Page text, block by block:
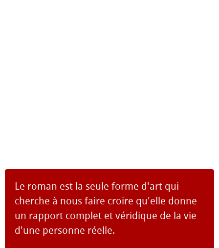
Le roman est la seule forme d'art qui
cherche à nous faire croire qu'elle donne
un rapport complet et véridique de la vie
d'une personne réelle.